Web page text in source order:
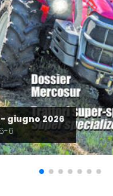
giugno 2026
6